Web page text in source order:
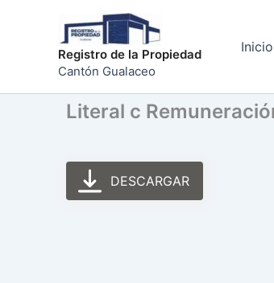
contenidoRegistro de la Propiedad
Cantón Gualaceo
Inicio
Literal c
DESCARGAR